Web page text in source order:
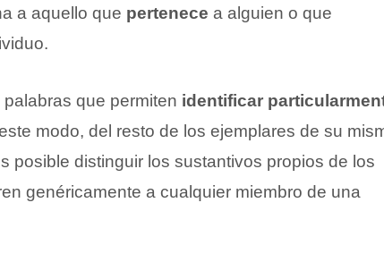
a aquello que pertenece a alguien o que
que permiten identificar
modo, del resto de los ejemplares de su
posible distinguir los sustantivos propios de los
genéricamente a cualquier miembro de una